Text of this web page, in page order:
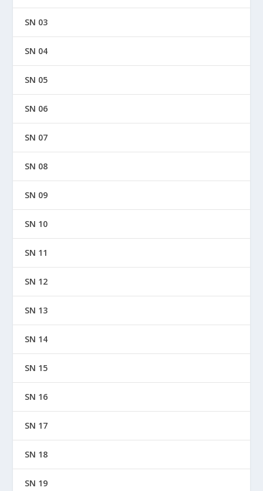
SN 03
SN 04
SN 05
SN 06
SN 07
SN 08
SN 09
SN 10
SN 11
SN 12
SN 13
SN 14
SN 15
SN 16
SN 17
SN 18
SN 19